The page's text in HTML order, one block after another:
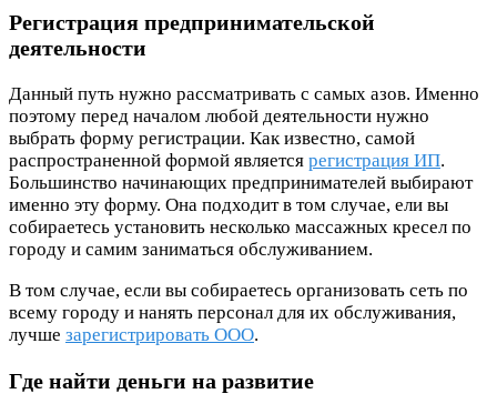
Регистрация предпринимательской
деятельности
Данный путь нужно рассматривать с самых азов. Именно
поэтому перед началом любой деятельности нужно
выбрать форму регистрации. Как известно, самой
распространенной формой является регистрация ИП.
Большинство начинающих предпринимателей выбирают
именно эту форму. Она подходит в том случае, ели вы
собираетесь установить несколько массажных кресел по
городу и самим заниматься обслуживанием.
В том случае, если вы собираетесь организовать сеть по
всему городу и нанять персонал для их обслуживания,
лучше зарегистрировать ООО.
Где найти деньги на развитие